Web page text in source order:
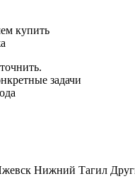
купить
задачи
Нижний Тагил